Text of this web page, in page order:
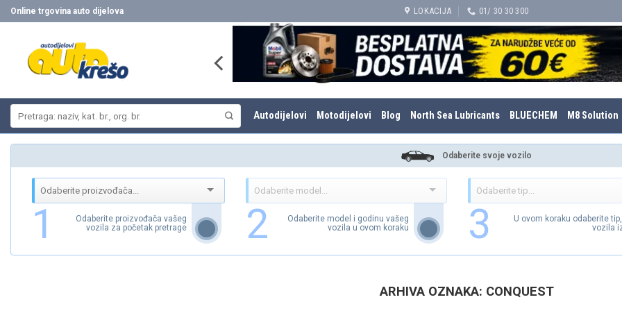
Skip
to
Online trgovina auto dijelova LOKACIJA 01/ 30 30 300
Autodijelovi Motodijelovi Blog North Sea Lubricants BLUECHEM M8 Solution
Odaberite svoje vozilo
1
Odaberite proizvođača vašeg
vozila za početak pretrage
2
Odaberite model i godinu vašeg
vozila u ovom koraku
3
U ovom koraku odaberite
vozila
ARHIVA OZNAKA: CONQUEST